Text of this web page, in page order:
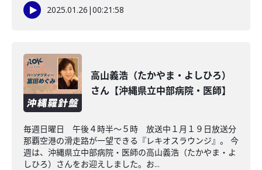
2025.01.26 |00:21:58
高山義浩（たかやま・よしひろ）
さん【沖縄県立中部病院・医師】
毎週日曜日 午後４時半～５時 放送中１月１９日放送分
那覇空港の滑走路が一望できる『レキオスラウンジ』。 今
週は、沖縄県立中部病院・医師の高山義浩（たかやま・よ
しひろ）さんをお迎えしました。お...